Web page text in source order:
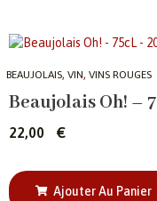
BEAUJOLAIS, VIN, VINS ROUGES
Beaujolais Oh! –
22,00 €
Ajouter Au Panier